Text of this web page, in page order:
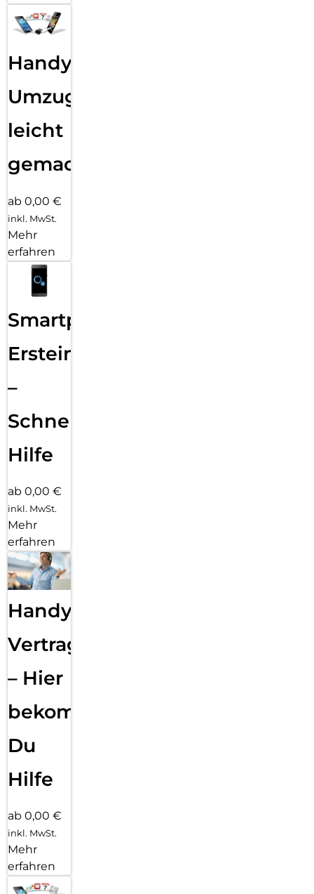
Handy
Umzug
leicht
gemacht!
ab 0,00 €
inkl. MwSt.
Mehr
erfahren
Smartphone
Ersteinrichtung
–
Schnelle
Hilfe
ab 0,00 €
inkl. MwSt.
Mehr
erfahren
Handy
Vertragsabwicklung
– Hier
bekommst
Du
Hilfe
ab 0,00 €
inkl. MwSt.
Mehr
erfahren